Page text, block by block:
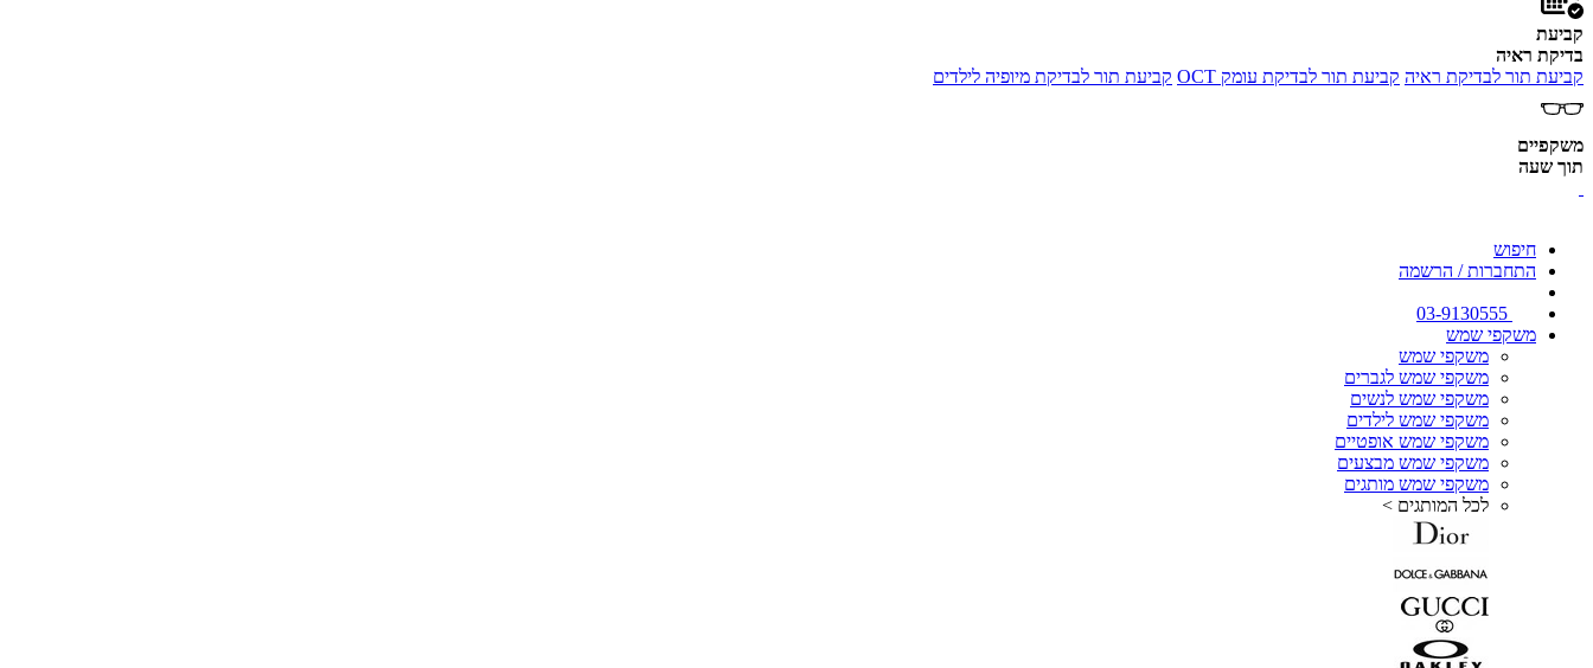
קביעת
בדיקת ראיה
קביעת תור לבדיקת ראיה קביעת תור לבדיקת עומק OCT קביעת תור לבדיקת מיופיה לילדים
משקפיים
תוך שעה
חיפוש
התחברות / הרשמה
משקפי שמש
משקפי שמש
משקפי שמש לגברים
משקפי שמש לנשים
משקפי שמש לילדים
משקפי שמש אופטיים
משקפי שמש מבצעים
משקפי שמש מותגים
לכל המותגים >